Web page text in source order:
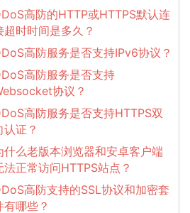
高防的HTTP或HTTPS默认连
超时时间是多久？
高防服务是否支持IPv6协议？
高防服务是否支持
协议？
高防服务是否支持HTTPS双
认证？
什么老版本浏览器和安卓客户端
法正常访问HTTPS站点？
高防支持的SSL协议和加密套
有哪些？